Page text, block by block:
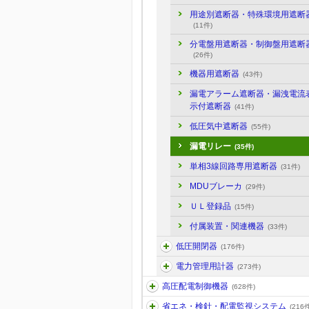
用途別遮断器・特殊環境用遮断
(11件)
分電盤用遮断器・制御盤用遮断
(26件)
機器用遮断器 (43件)
漏電アラーム遮断器・漏洩電流
示付遮断器 (41件)
低圧気中遮断器 (55件)
漏電リレー (35件)
単相3線回路専用遮断器 (31件)
MDUブレーカ (29件)
ＵＬ登録品 (15件)
付属装置・関連機器 (33件)
低圧開閉器 (176件)
電力管理用計器 (273件)
高圧配電制御機器 (628件)
省エネ・検針・配電監視システム (216